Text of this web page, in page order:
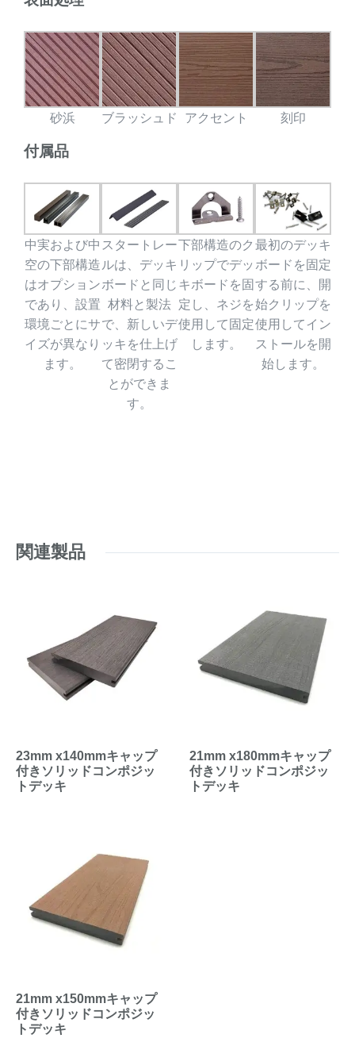
砂浜 ブラッシュド アクセント 刻印
付属品
中実および中
空の下部構造
はオプション
であり、設置
環境ごとにサ
イズが異なり
ます。
スタートレー
ルは、デッキ
ボードと同じ
材料と製法
で、新しいデ
ッキを仕上げ
て密閉するこ
とができま
す。
下部構造のク
リップでデッ
キボードを固
定し、ネジを
使用して固定
します。
最初のデッキ
ボードを固定
する前に、開
始クリップを
使用してイン
ストールを開
始します。
関連製品
23mm x140mmキャップ
付きソリッドコンポジッ
トデッキ
21mm x180mmキャップ
付きソリッドコンポジッ
トデッキ
21mm x150mmキャップ
付きソリッドコンポジッ
トデッキ